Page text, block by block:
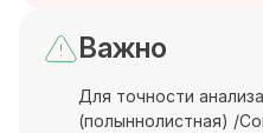
Важно
Для точности
(полыннолистная) /